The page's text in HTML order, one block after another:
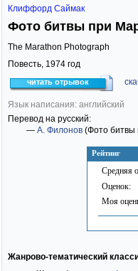
Рейтинг
Средняя
Оценок:
Моя
Клиффорд Саймак
Фото битвы при
The Marathon Photograph
Повесть, 1974 год
читать отрывок
Язык написания: английский
Перевод на русский:
— А. Филонов (Фото
Жанрово-тематический